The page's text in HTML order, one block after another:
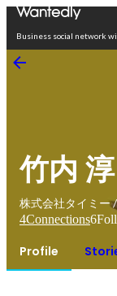
Business social network
竹内 淳
株式会社タイミー
4Connections6
Profile